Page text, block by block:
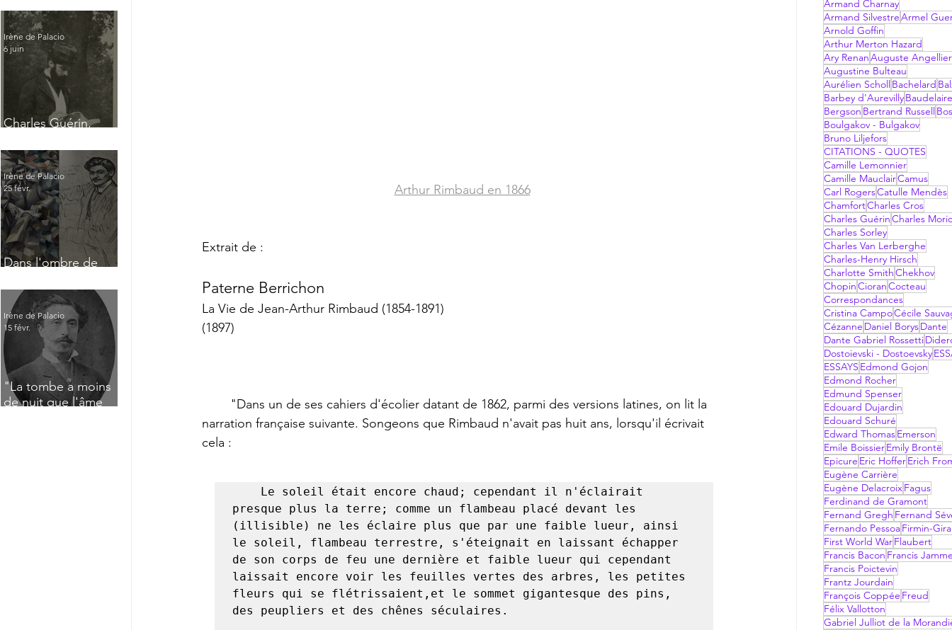
Charles Guérin,
Irène de Palacio
6 juin
Dans l'ombre de
Irène de Palacio
25 févr.
"La tombe a moins
de nuit que l'âme
Irène de Palacio
15 févr.
Arthur Rimbaud en 1866
Extrait de :
Paterne Berrichon
La Vie de Jean-Arthur Rimbaud (1854-1891)
(1897)
narration française suivante. Songeons que Rimbaud n'avait pas huit ans, lorsqu'il écrivait
cela :
Le soleil était encore chaud; cependant il n'éclairait
presque plus la terre; comme un flambeau placé devant les
(illisible) ne les éclaire plus que par une faible lueur, ainsi
le soleil, flambeau terrestre, s'éteignait en laissant échapper
de son corps de feu une dernière et faible lueur qui cependant
laissait encore voir les feuilles vertes des arbres, les petites
fleurs qui se flétrissaient,et le sommet gigantesque des pins,
des peupliers et des chênes séculaires.
Armand Charnay
Armand SilvestreArmel
Arnold Goffin
Arthur Merton Hazard
Ary RenanAuguste Angellier
Augustine Bulteau
Aurélien Scholl Bachelard
Barbey d'AurevillyBaudelaire
Bergson Bertrand Russell
Boulgakov - Bulgakov
Bruno Liljefors
CITATIONS - QUOTES
Camille Lemonnier
Camille MauclairCamus
Carl RogersCatulle Mendès
ChamfortCharles Cros
Charles GuérinCharles
Charles Sorley
Charles Van Lerberghe
Charles-Henry Hirsch
Charlotte SmithChekhov
ChopinCioranCocteau
Correspondances
Cristina CampoCécile
Cézanne Daniel BorysDante
Dante Gabriel Rossetti
Dostoievski - Dostoevsky
ESSAYS Edmond Gojon
Edmond Rocher
Edmund Spenser
Edouard Dujardin
Edouard Schuré
Edward ThomasEmerson
Emile BoissierEmily Brontë
Epicure Eric HofferErich
Eugène Carrière
Eugène DelacroixFagus
Ferdinand de Gramont
Fernand Gregh Fernand
Fernando PessoaFirmin-
First World WarFlaubert
Francis Bacon Francis
Francis Poictevin
Frantz Jourdain
François Coppée Freud
Félix Vallotton
Gabriel Julliot de la